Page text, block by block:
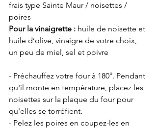
frais type Sainte Maur / noisettes /
poires
Pour la vinaigrette : huile de noisette et
huile d’olive, vinaigre de votre choix,
un peu de miel, sel et poivre
- Préchauffez votre four à 180°. Pendant
qu'il monte en température, placez les
noisettes sur la plaque du four pour
qu'elles se torréfient.
- Pelez les poires en coupez-les en